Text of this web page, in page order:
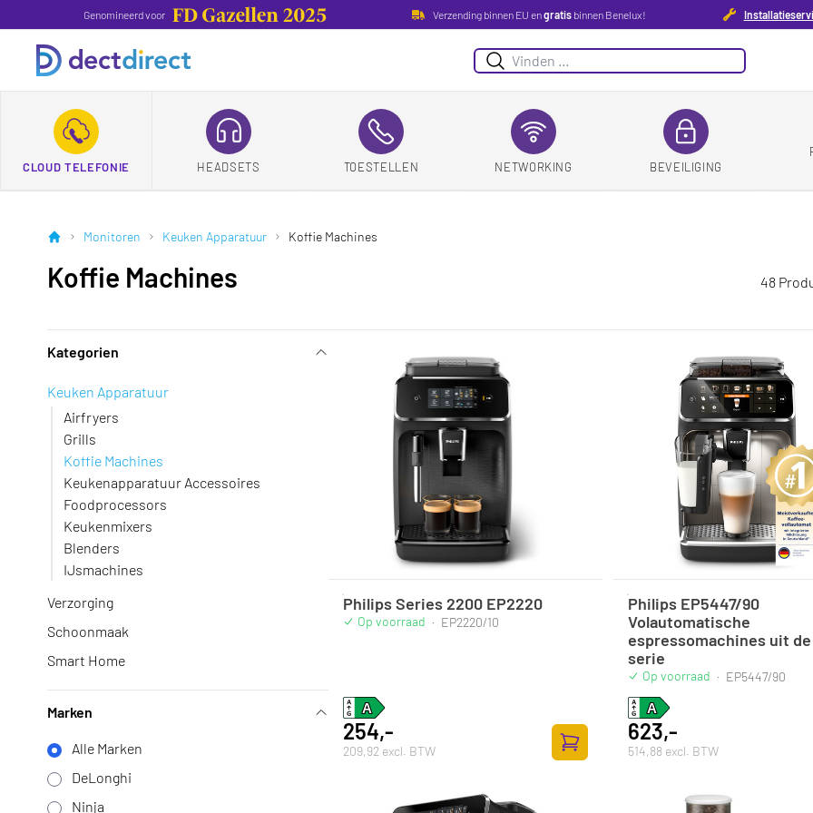
Genomineerd voor Verzending binnen EU engratisbinnen Benelux!
Suchen
CLOUD TELEFONIE HEADSETS TOESTELLEN NETWORKING BEVEILIGING
Monitoren Keuken Apparatuur Koffie Machines
Koffie Machines 48
Kategorien
Keuken Apparatuur
Airfryers
Grills
Koffie Machines
Keukenapparatuur Accessoires
Foodprocessors
Keukenmixers
Blenders
IJsmachines
Verzorging
Schoonmaak
Smart Home
Marken
Alle Marken
DeLonghi
Ninja
Philips Series 2200 EP2220
Op voorraad · EP2220/10
254,-
209,92 excl. BTW
Zum Warenkorb hinzufügen
Philips EP5447/90
Volautomatische
espressomachines uit
serie
Op voorraad · EP5447/90
623,-
514,88 excl. BTW